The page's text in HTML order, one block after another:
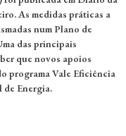
As medidas práticas a
num Plano de
das principais
que novos apoios
programa Vale Eficiência
de Energia.